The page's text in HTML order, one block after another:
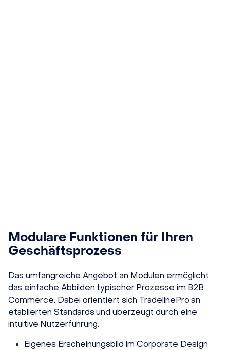
Modulare Funktionen für Ihren
Geschäftsprozess
Das umfangreiche Angebot an Modulen ermöglicht
das einfache Abbilden typischer Prozesse im B2B
Commerce. Dabei orientiert sich TradelinePro an
etablierten Standards und überzeugt durch eine
intuitive Nutzerführung.
Eigenes Erscheinungsbild im Corporate Design